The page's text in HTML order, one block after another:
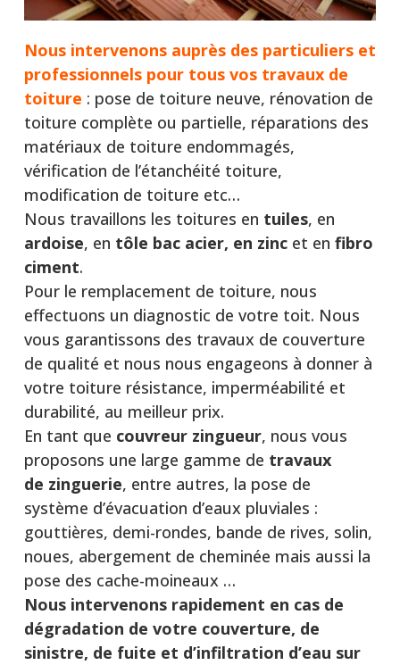
Nous intervenons auprès des particuliers et
professionnels pour tous vos travaux de
toiture : pose de toiture neuve, rénovation de
toiture complète ou partielle, réparations des
matériaux de toiture endommagés,
vérification de l’étanchéité toiture,
modification de toiture etc…
Nous travaillons les toitures en tuiles, en
ardoise, en tôle bac acier, en zinc et en fibro
ciment.
Pour le remplacement de toiture, nous
effectuons un diagnostic de votre toit. Nous
vous garantissons des travaux de couverture
de qualité et nous nous engageons à donner à
votre toiture résistance, imperméabilité et
durabilité, au meilleur prix.
En tant que couvreur zingueur, nous vous
proposons une large gamme de travaux
de zinguerie, entre autres, la pose de
système d’évacuation d’eaux pluviales :
gouttières, demi-rondes, bande de rives, solin,
noues, abergement de cheminée mais aussi la
pose des cache-moineaux …
Nous intervenons rapidement en cas de
dégradation de votre couverture, de
sinistre, de fuite et d’infiltration d’eau sur